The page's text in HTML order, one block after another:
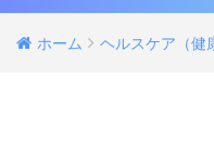
ホーム ヘルスケア（健